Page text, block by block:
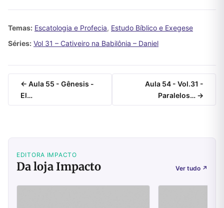
Temas: Escatologia e Profecia, Estudo Bíblico e Exegese
Séries: Vol 31 – Cativeiro na Babilônia – Daniel
← Aula 55 - Gênesis -
El…
Aula 54 - Vol.31 -
Paralelos… →
EDITORA IMPACTO
Da loja Impacto Ver tudo ↗